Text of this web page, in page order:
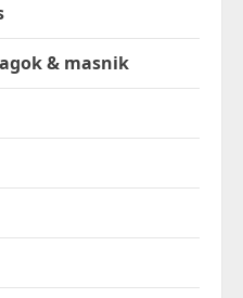
& masnik